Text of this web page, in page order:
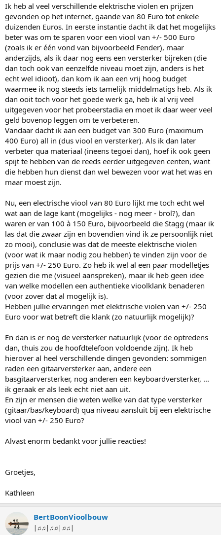
Ik heb al veel verschillende elektrische violen en prijzen
gevonden op het internet, gaande van 80 Euro tot enkele
duizenden Euros. In eerste instantie dacht ik dat het mogelijks
beter was om te sparen voor een viool van +/- 500 Euro
(zoals ik er één vond van bijvoorbeeld Fender), maar
anderzijds, als ik daar nog eens een versterker bijreken (die
dan toch ook van eenzelfde niveau moet zijn, anders is het
echt wel idioot), dan kom ik aan een vrij hoog budget
waarmee ik nog steeds iets tamelijk middelmatigs heb. Als ik
dan ooit toch voor het goede werk ga, heb ik al vrij veel
uitgegeven voor het probeerstadia en moet ik daar weer veel
geld bovenop leggen om te verbeteren.
Vandaar dacht ik aan een budget van 300 Euro (maximum
400 Euro) all in (dus viool en versterker). Als ik dan later
verbeter qua materiaal (ineens tegoei dan), hoef ik ook geen
spijt te hebben van de reeds eerder uitgegeven centen, want
die hebben hun dienst dan wel bewezen voor wat het was en
maar moest zijn.
Nu, een electrische viool van 80 Euro lijkt me toch echt wel
wat aan de lage kant (mogelijks - nog meer - brol?), dan
waren er van 100 à 150 Euro, bijvoorbeeld die Stagg (maar ik
las dat die zwaar zijn en bovendien vind ik ze persoonlijk niet
zo mooi), conclusie was dat de meeste elektrische violen
(voor wat ik maar nodig zou hebben) te vinden zijn voor de
prijs van +/- 250 Euro. Zo heb ik wel al een paar modelletjes
gezien die me (visueel aanspreken), maar ik heb geen idee
van welke modellen een authentieke vioolklank benaderen
(voor zover dat al mogelijk is).
Hebben jullie ervaringen met elektrische violen van +/- 250
Euro voor wat betreft die klank (zo natuurlijk mogelijk)?
En dan is er nog de versterker natuurlijk (voor de optredens
dan, thuis zou de hoofdtelefoon voldoende zijn). Ik heb
hierover al heel verschillende dingen gevonden: sommigen
raden een gitaarversterker aan, andere een
basgitaarversterker, nog anderen een keyboardversterker, ...
ik geraak er als leek echt niet aan uit.
En zijn er mensen die weten welke van dat type versterker
(gitaar/bas/keyboard) qua niveau aansluit bij een elektrische
viool van +/- 250 Euro?
Alvast enorm bedankt voor jullie reacties!
Groetjes,
Kathleen
BertBoonVioolbouw
|♫♫|♫♫|♫♫|